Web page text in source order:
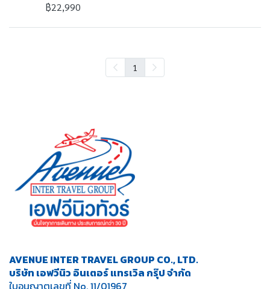
฿22,990
1
AVENUE INTER TRAVEL GROUP CO., LTD.
บริษัท เอฟวีนิว อินเตอร์ แทรเวิล กรุ๊ป จำกัด
ใบอนุญาตเลขที่ No. 11/01967